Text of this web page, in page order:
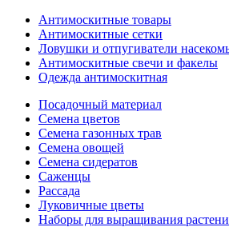
Антимоскитные товары
Антимоскитные сетки
Ловушки и отпугиватели
Антимоскитные свечи и факелы
Одежда антимоскитная
Посадочный материал
Семена цветов
Семена газонных трав
Семена овощей
Семена сидератов
Саженцы
Рассада
Луковичные цветы
Наборы для выращивания